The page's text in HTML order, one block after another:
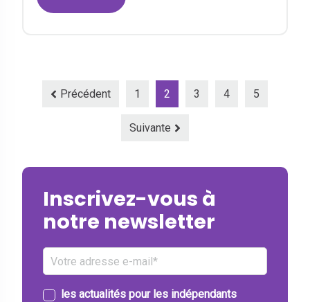
Précédent 1 2 3 4 5
Suivante
Inscrivez-vous à
notre newsletter
les actualités pour les indépendants